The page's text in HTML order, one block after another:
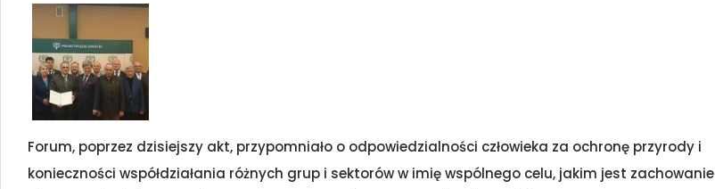
Forum, poprzez dzisiejszy akt, przypomniało o odpowiedzialności człowieka za ochronę przyrody i
konieczności współdziałania różnych grup i sektorów w imię wspólnego celu, jakim jest zachowanie